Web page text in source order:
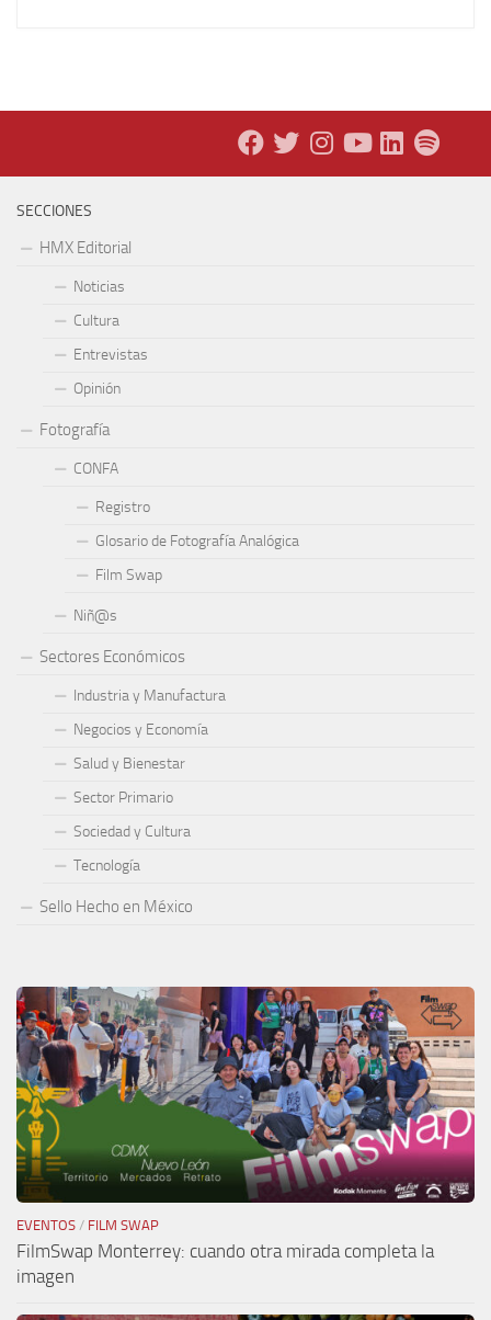
SECCIONES
HMX Editorial
Noticias
Cultura
Entrevistas
Opinión
Fotografía
CONFA
Registro
Glosario de Fotografía Analógica
Film Swap
Niñ@s
Sectores Económicos
Industria y Manufactura
Negocios y Economía
Salud y Bienestar
Sector Primario
Sociedad y Cultura
Tecnología
Sello Hecho en México
EVENTOS / FILM SWAP
FilmSwap Monterrey: cuando otra mirada completa la
imagen